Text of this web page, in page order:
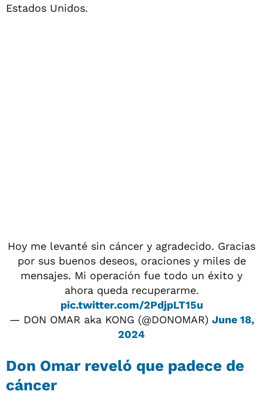
Estados Unidos.
Hoy me levanté sin cáncer y agradecido. Gracias
por sus buenos deseos, oraciones y miles de
mensajes. Mi operación fue todo un éxito y
ahora queda recuperarme.
pic.twitter.com/2PdjpLT15u
— DON OMAR aka KONG (@DONOMAR) June 18,
2024
Don Omar reveló que padece de
cáncer